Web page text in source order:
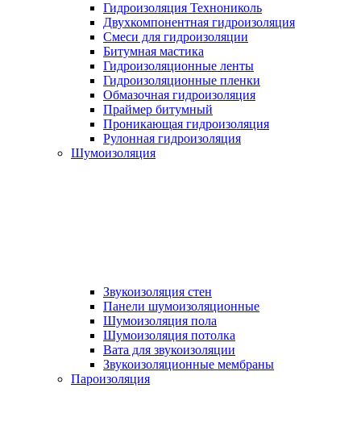
Гидроизоляция Технониколь
Двухкомпонентная гидроизоляция
Смеси для гидроизоляции
Битумная мастика
Гидроизоляционные ленты
Гидроизоляционные пленки
Обмазочная гидроизоляция
Праймер битумный
Проникающая гидроизоляция
Рулонная гидроизоляция
Шумоизоляция
Звукоизоляция стен
Панели шумоизоляционные
Шумоизоляция пола
Шумоизоляция потолка
Вата для звукоизоляции
Звукоизоляционные мембраны
Пароизоляция